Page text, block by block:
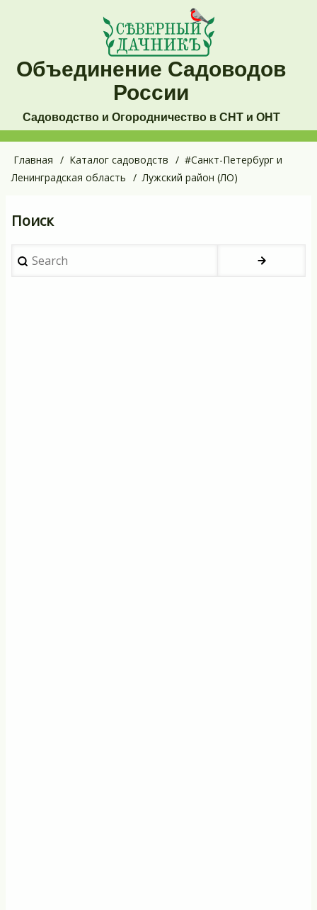
содержанию
Объединение Садоводов
России
Садоводство и Огородничество в СНТ и ОНТ
Основная
навигация
Строка
навигации
Главная Каталог садоводств
#Санкт-Петербург и
Ленинградская область
Лужский район (ЛО)
Поиск
Search